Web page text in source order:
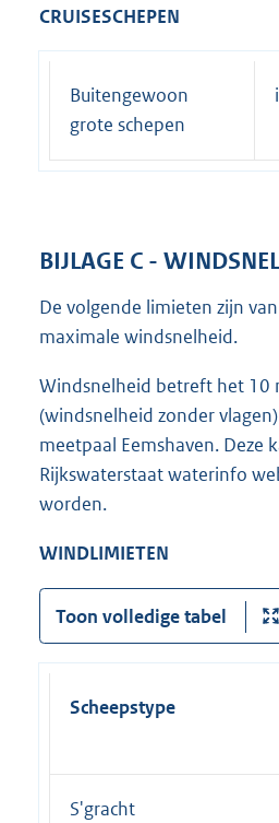
CRUISESCHEPEN
Buitengewoon
grote schepen
BIJLAGE C -
De volgende limieten zijn
maximale windsnelheid.
Windsnelheid betreft het 10
(windsnelheid zonder
meetpaal Eemshaven. Deze
Rijkswaterstaat waterinfo
worden.
WINDLIMIETEN
Toon volledige tabel
Scheepstype
S'gracht